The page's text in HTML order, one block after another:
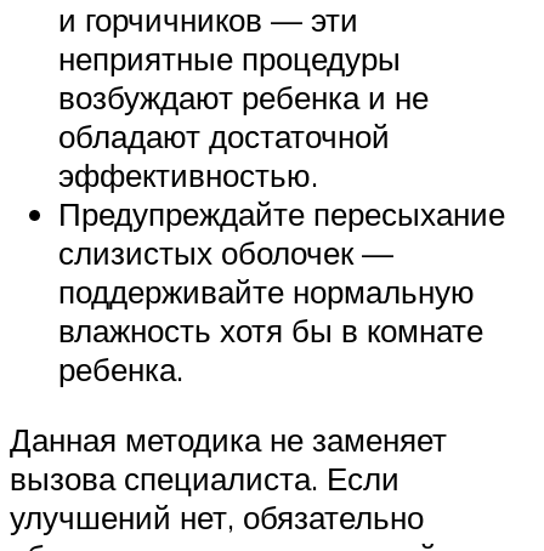
и горчичников — эти
неприятные процедуры
возбуждают ребенка и не
обладают достаточной
эффективностью.
Предупреждайте пересыхание
слизистых оболочек —
поддерживайте нормальную
влажность хотя бы в комнате
ребенка.
Данная методика не заменяет
вызова специалиста. Если
улучшений нет, обязательно